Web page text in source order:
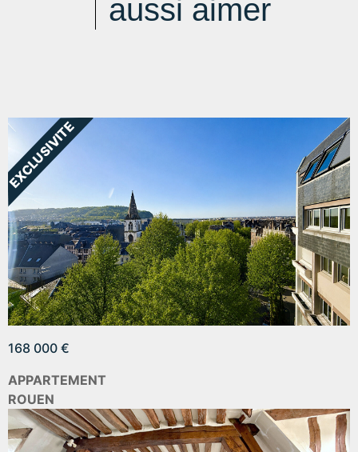
aussi aimer
168 000 €
APPARTEMENT
ROUEN